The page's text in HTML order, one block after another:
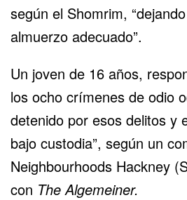
según el Shomrim,
almuerzo adecuado”.
Un joven de 16 años,
los ocho crímenes de odio
detenido por esos delitos y
bajo custodia”, según un
Neighbourhoods Hackney
con The Algemeiner.